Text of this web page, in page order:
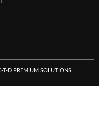
T-DPREMIUM SOLUTIONS.